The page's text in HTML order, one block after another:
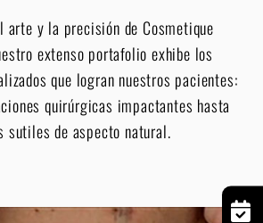
arte y la precisión de Cosmetique
extenso portafolio exhibe los
que logran nuestros pacientes:
quirúrgicas impactantes hasta
sutiles de aspecto natural.